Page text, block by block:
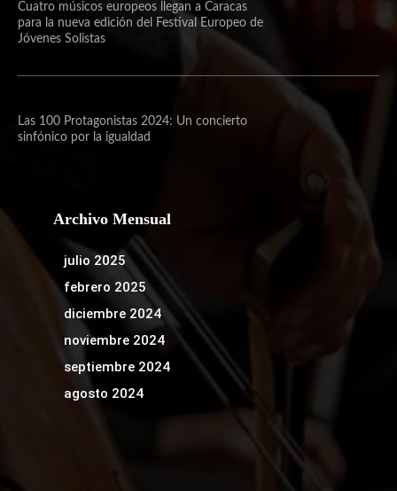
Cuatro músicos europeos llegan a Caracas
para la nueva edición del Festival Europeo de
Jóvenes Solistas
Las 100 Protagonistas 2024: Un concierto
sinfónico por la igualdad
Archivo Mensual
julio 2025
febrero 2025
diciembre 2024
noviembre 2024
septiembre 2024
agosto 2024